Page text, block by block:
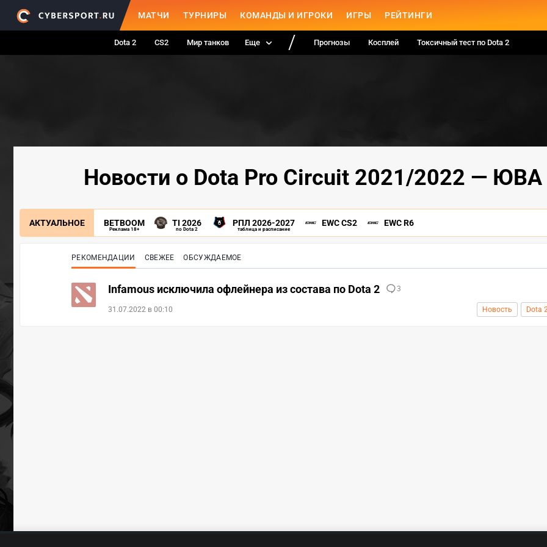
МАТЧИ ТУРНИРЫ КОМАНДЫ И ИГРОКИ ИГРЫ РЕЙТИНГИ
Dota 2 CS2 Мир танков Еще Прогнозы Косплей Токсичный тест по Dota 2
Новости о Dota Pro Circuit 2021/2022 — ЮВА
АКТУАЛЬНОЕ BETBOOM
Реклама 18+
TI 2026
по Dota 2
РПЛ 2026-2027
таблица и расписание
EWC CS2 EWC R6
РЕКОМЕНДАЦИИ СВЕЖЕЕ ОБСУЖДАЕМОЕ
Infamous исключила офлейнера из состава по Dota 2 3
31.07.2022 в 00:10 Новость Dota